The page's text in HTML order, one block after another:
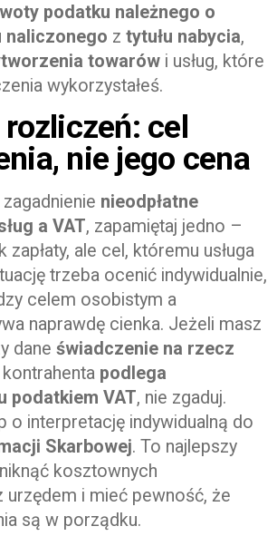
podatku należnego o
naliczonego z tytułu nabycia,
towarów i usług, które
wykorzystałeś.
cel
nie jego cena
nieodpłatne
a VAT, zapamiętaj jedno –
zapłaty, ale cel, któremu usługa
trzeba ocenić indywidualnie,
celem osobistym a
naprawdę cienka. Jeżeli masz
dane świadczenie na rzecz
podlega
podatkiem VAT, nie zgaduj.
o interpretację indywidualną do
Skarbowej. To najlepszy
kosztownych
urzędem i mieć pewność, że
są w porządku.